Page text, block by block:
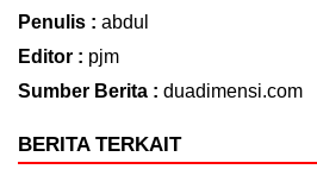
Penulis : abdul
Editor : pjm
Sumber Berita : duadimensi.com
BERITA TERKAIT